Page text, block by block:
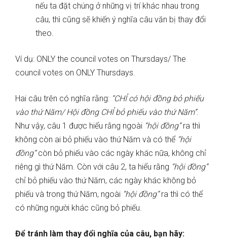
nếu ta đặt chúng ở những vị trí khác nhau trong
câu, thì cũng sẽ khiến ý nghĩa câu văn bị thay đổi
theo.
Ví dụ: ONLY the council votes on Thursdays/ The
council votes on ONLY Thursdays.
Hai câu trên có nghĩa rằng: “CHỈ có hội đồng bỏ phiếu
vào thứ Năm/ Hội đồng CHỈ bỏ phiếu vào thứ Năm”.
Như vậy, câu 1 được hiểu rằng ngoài “hội đồng”ra thì
không còn ai bỏ phiếu vào thứ Năm và có thể “hội
đồng”còn bỏ phiếu vào các ngày khác nữa, không chỉ
riêng gì thứ Năm. Còn với câu 2, ta hiểu rằng “hội đồng”
chỉ bỏ phiếu vào thứ Năm, các ngày khác không bỏ
phiếu và trong thứ Năm, ngoài “hội đồng”ra thì có thể
có những người khác cũng bỏ phiếu.
Để tránh làm thay đổi nghĩa của câu, bạn hãy: